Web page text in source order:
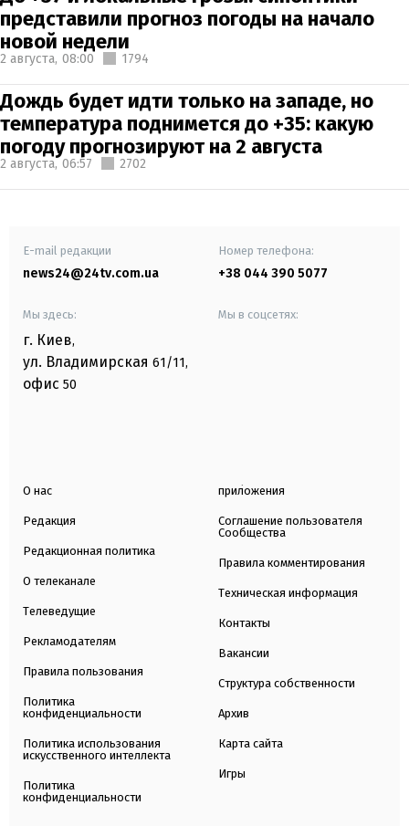
представили прогноз погоды на начало
новой недели
2 августа, 08:00 1794
Дождь будет идти только на западе, но
температура поднимется до +35: какую
погоду прогнозируют на 2 августа
2 августа, 06:57 2702
E-mail редакции
news24@24tv.com.ua
Номер телефона:
+38 044 390 5077
Мы здесь:
г. Киев,
ул. Владимирская 61/11,
офис 50
Мы в соцсетях:
О нас
Редакция
Редакционная политика
О телеканале
Телеведущие
Рекламодателям
Правила пользования
Политика
конфиденциальности
Политика использования
искусственного интеллекта
Политика
конфиденциальности
приложения
Соглашение пользователя
Сообщества
Правила комментирования
Техническая информация
Контакты
Вакансии
Структура собственности
Архив
Карта сайта
Игры